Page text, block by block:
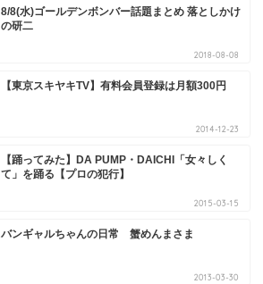
8/8(水)ゴールデンボンバー話題まとめ 落としかけ
の研二
2018-08-08
【東京スキヤキTV】有料会員登録は月額300円
2014-12-23
【踊ってみた】DA PUMP・DAICHI「女々しく
て」を踊る【プロの犯行】
2015-03-15
バンギャルちゃんの日常 蟹めんまさま
2013-03-30